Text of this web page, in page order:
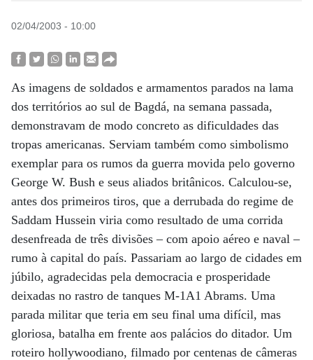
02/04/2003 - 10:00
As imagens de soldados e armamentos parados na lama
dos territórios ao sul de Bagdá, na semana passada,
demonstravam de modo concreto as dificuldades das
tropas americanas. Serviam também como simbolismo
exemplar para os rumos da guerra movida pelo governo
George W. Bush e seus aliados britânicos. Calculou-se,
antes dos primeiros tiros, que a derrubada do regime de
Saddam Hussein viria como resultado de uma corrida
desenfreada de três divisões – com apoio aéreo e naval –
rumo à capital do país. Passariam ao largo de cidades em
júbilo, agradecidas pela democracia e prosperidade
deixadas no rastro de tanques M-1A1 Abrams. Uma
parada militar que teria em seu final uma difícil, mas
gloriosa, batalha em frente aos palácios do ditador. Um
roteiro hollywoodiano, filmado por centenas de câmeras